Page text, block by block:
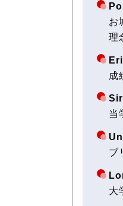
お
理
成
当
ブ
大